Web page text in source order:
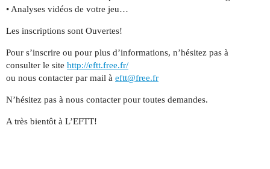
• Analyses vidéos de votre jeu…
Les inscriptions sont Ouvertes!
Pour s’inscrire ou pour plus d’informations, n’hésitez pas à
consulter le site http://eftt.free.fr/
ou nous contacter par mail à eftt@free.fr
N’hésitez pas à nous contacter pour toutes demandes.
A très bientôt à L’EFTT!